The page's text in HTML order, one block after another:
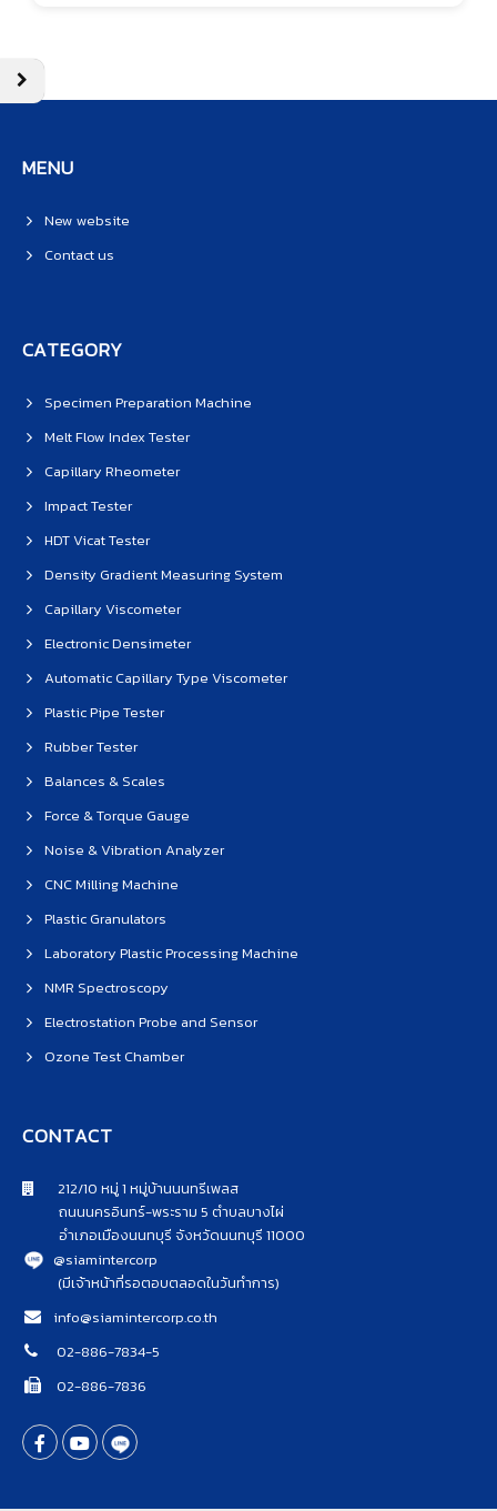
MENU
New website
Contact us
CATEGORY
Specimen Preparation Machine
Melt Flow Index Tester
Capillary Rheometer
Impact Tester
HDT Vicat Tester
Density Gradient Measuring System
Capillary Viscometer
Electronic Densimeter
Automatic Capillary Type Viscometer
Plastic Pipe Tester
Rubber Tester
Balances & Scales
Force & Torque Gauge
Noise & Vibration Analyzer
CNC Milling Machine
Plastic Granulators
Laboratory Plastic Processing Machine
NMR Spectroscopy
Electrostation Probe and Sensor
Ozone Test Chamber
CONTACT
212/10 หมู่ 1 หมู่บ้านนนทรีเพลส
ถนนนครอินทร์-พระราม 5 ตำบลบางไผ่
อำเภอเมืองนนทบุรี จังหวัดนนทบุรี 11000
@siamintercorp
(มีเจ้าหน้าที่รอตอบตลอดในวันทำการ)
info@siamintercorp.co.th
02-886-7834-5
02-886-7836